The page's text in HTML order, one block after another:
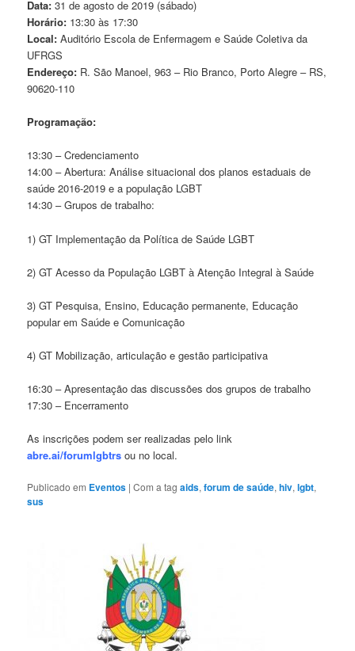
Data: 31 de agosto de 2019 (sábado)
Horário: 13:30 às 17:30
Local: Auditório Escola de Enfermagem e Saúde Coletiva da
UFRGS
Endereço: R. São Manoel, 963 – Rio Branco, Porto Alegre – RS,
90620-110
Programação:
13:30 – Credenciamento
14:00 – Abertura: Análise situacional dos planos estaduais de
saúde 2016-2019 e a população LGBT
14:30 – Grupos de trabalho:
1) GT Implementação da Política de Saúde LGBT
2) GT Acesso da População LGBT à Atenção Integral à Saúde
3) GT Pesquisa, Ensino, Educação permanente, Educação
popular em Saúde e Comunicação
4) GT Mobilização, articulação e gestão participativa
16:30 – Apresentação das discussões dos grupos de trabalho
17:30 – Encerramento
As inscrições podem ser realizadas pelo link
abre.ai/forumlgbtrs ou no local.
Publicado em Eventos |Com a tagaids,forum de saúde,hiv,lgbt,
sus